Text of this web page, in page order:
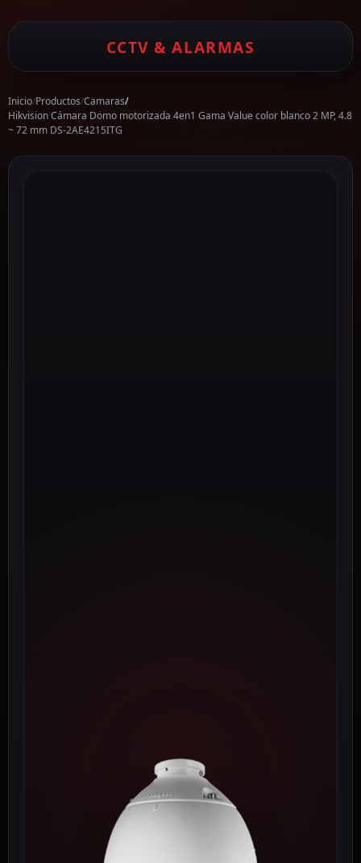
CCTV & ALARMAS
Inicio/Productos/Camaras/
Hikvision Cámara Domo motorizada 4en1 Gama Value color blanco 2 MP, 4.8
~ 72 mm DS-2AE4215ITG